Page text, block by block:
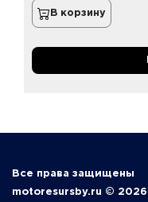
В корзину
Все права защищены
motoresursby.ru © 2026